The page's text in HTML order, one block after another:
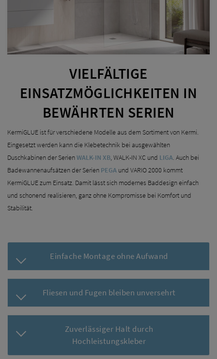
VIELFÄLTIGE
EINSATZMÖGLICHKEITEN IN
BEWÄHRTEN SERIEN
KermiGLUE ist für verschiedene Modelle aus dem Sortiment von Kermi.
Eingesetzt werden kann die Klebetechnik bei ausgewählten
Duschkabinen der SerienWALK-IN XB, WALK-IN XC und LIGA. Auch bei
Badewannenaufsätzen der Serien PEGA und VARIO 2000 kommt
KermiGLUE zum Einsatz. Damit lässt sich modernes Baddesign einfach
und schonend realisieren, ganz ohne Kompromisse bei Komfort und
Stabilität.
Einfache Montage ohne Aufwand
Fliesen und Fugen bleiben unversehrt
Zuverlässiger Halt durch
Hochleistungskleber